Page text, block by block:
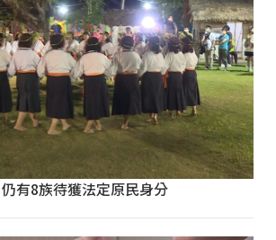
有8族待獲法定原民身分